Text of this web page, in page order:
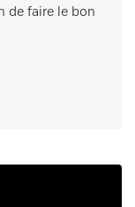
de faire le bon